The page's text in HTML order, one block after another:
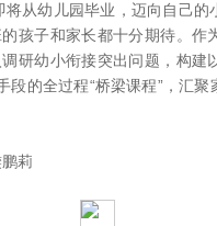
幼儿园毕业，迈向自己的
孩子和家长都十分期待。作
研幼小衔接突出问题，构建
段的全过程“桥梁课程”，汇
莉